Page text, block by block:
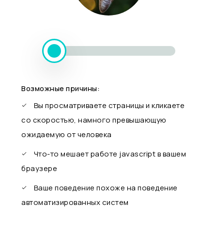
Возможные причины:
Вы просматриваете страницы и кликаете
со скоростью, намного превышающую
ожидаемую от человека
Что-то мешает работе javascript в вашем
браузере
Ваше поведение похоже на поведение
автоматизированных систем